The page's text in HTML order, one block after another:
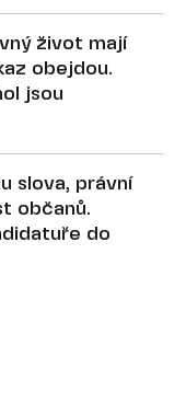
život mají
obejdou.
jsou
slova, právní
občanů.
do